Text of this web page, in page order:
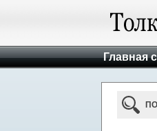
Главная